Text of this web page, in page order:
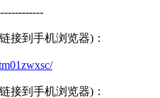
接到手机浏览器)：
接到手机浏览器)：